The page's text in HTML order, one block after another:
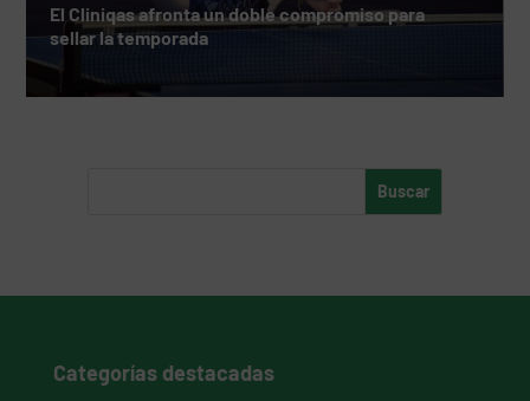
El Cliniqas afronta un doble compromiso para
sellar la temporada
Categorías destacadas